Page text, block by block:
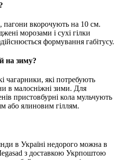
пагони вкорочують на 10 см.
морозами і сухі гілки
формування габітусу.
на зиму?
чагарники, які потребують
в малосніжні зими. Для
пристовбурні кола мульчують
або ялиновим гіллям.
в Україні недорого можна в
з доставкою Укрпоштою